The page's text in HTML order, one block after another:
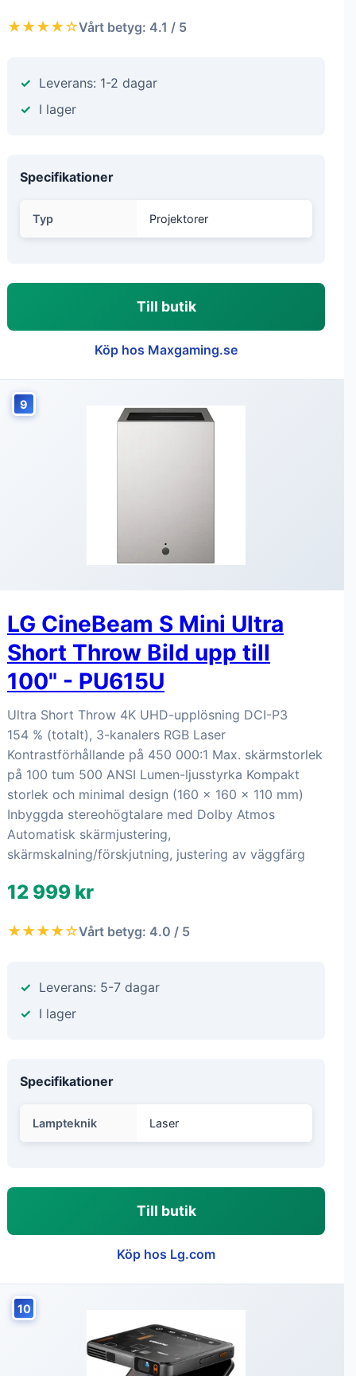
★★★★☆Vårt betyg: 4.1 / 5
Leverans: 1-2 dagar
I lager
Specifikationer
Typ Projektorer
Till butik
Köp hos Maxgaming.se
9
LG CineBeam S Mini Ultra
Short Throw Bild upp till
100" - PU615U
Ultra Short Throw 4K UHD-upplösning DCI-P3
154 % (totalt), 3-kanalers RGB Laser
Kontrastförhållande på 450 000:1 Max. skärmstorlek
på 100 tum 500 ANSI Lumen-ljusstyrka Kompakt
storlek och minimal design (160 x 160 x 110 mm)
Inbyggda stereohögtalare med Dolby Atmos
Automatisk skärmjustering,
skärmskalning/förskjutning, justering av väggfärg
12 999 kr
★★★★☆Vårt betyg: 4.0 / 5
Leverans: 5-7 dagar
I lager
Specifikationer
Lampteknik Laser
Till butik
Köp hos Lg.com
10